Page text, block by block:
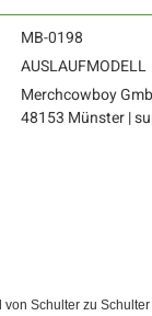
MB-0198
AUSLAUFMODELL
Merchcowboy
48153 Münster |
von Schulter zu Schulter